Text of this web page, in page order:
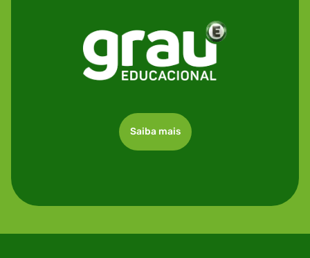
Saiba mais